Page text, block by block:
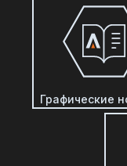
Графические